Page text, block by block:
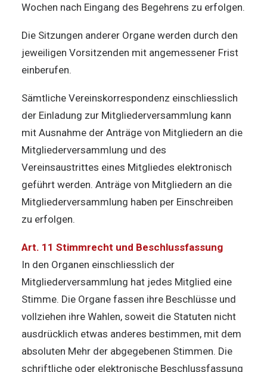
Wochen nach Eingang des Begehrens zu erfolgen.
Die Sitzungen anderer Organe werden durch den
jeweiligen Vorsitzenden mit angemessener Frist
einberufen.
Sämtliche Vereinskorrespondenz einschliesslich
der Einladung zur Mitgliederversammlung kann
mit Ausnahme der Anträge von Mitgliedern an die
Mitgliederversammlung und des
Vereinsaustrittes eines Mitgliedes elektronisch
geführt werden. Anträge von Mitgliedern an die
Mitgliederversammlung haben per Einschreiben
zu erfolgen.
Art. 11 Stimmrecht und Beschlussfassung
In den Organen einschliesslich der
Mitgliederversammlung hat jedes Mitglied eine
Stimme. Die Organe fassen ihre Beschlüsse und
vollziehen ihre Wahlen, soweit die Statuten nicht
ausdrücklich etwas anderes bestimmen, mit dem
absoluten Mehr der abgegebenen Stimmen. Die
schriftliche oder elektronische Beschlussfassung